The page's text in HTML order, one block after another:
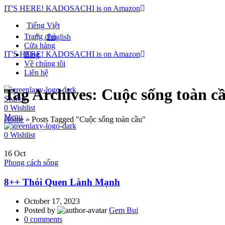
IT'S HERE! KADOSACHI is on Amazon
Tiếng Việt
English
IT'S HERE! KADOSACHI is on Amazon
Trang chủ
Cửa hàng
Blog
Về chúng tôi
Liên hệ
Search
0 Wishlist
Menu
0 Wishlist
Tag Archives: Cuộc sống toàn
Home » Posts Tagged "Cuộc sống toàn cầu"
16 Oct
Phong cách sống
8++ Thói Quen Lành Mạnh
October 17, 2023
Posted by
Gem Bui
0 comments